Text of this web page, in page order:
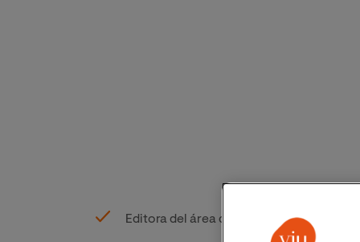
Editora del área de No-Ficción en